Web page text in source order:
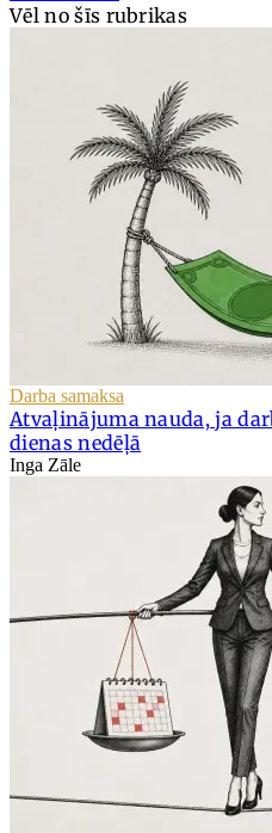
Vēl no šīs rubrikas
Darba samaksa
Atvaļinājuma nauda, ja
dienas nedēļā
Inga Zāle